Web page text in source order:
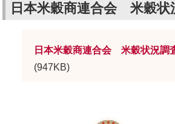
日本米穀商連合会 米穀
日本米穀商連合会 米穀状況調
(947KB)